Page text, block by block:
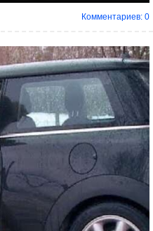
Комментариев: 0